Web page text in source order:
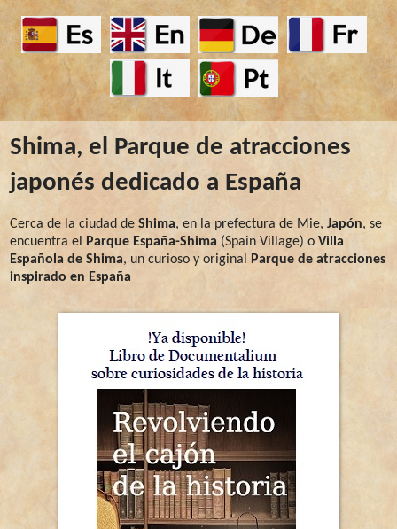
Shima, el Parque de atracciones
japonés dedicado a España
Cerca de la ciudad de Shima, en la prefectura de Mie, Japón, se
encuentra el
Parque España-Shima (Spain Village) o Villa
Española de Shima, un curioso y original
Parque de atracciones
inspirado en España